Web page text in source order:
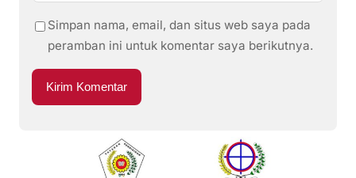
Simpan nama, email, dan situs web saya pada
peramban ini untuk komentar saya berikutnya.